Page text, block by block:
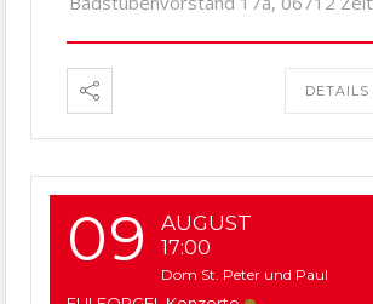
Badstubenvorstand 17a, 06712 Zeitz
09 AUGUST
17:00